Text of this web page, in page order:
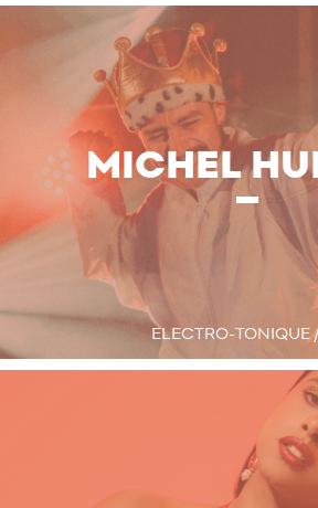
MICHEL
ELECTRO-TONIQUE